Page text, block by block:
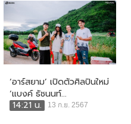
‘อาร์สยาม’ เปิดตัวศิลปินใหม่
‘แบงค์ ธัชนนท์...
14:21 น.
13 ก.ย. 2567